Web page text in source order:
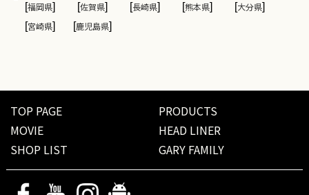
[福岡県] [佐賀県] [長崎県] [熊本県] [大分県]
[宮崎県] [鹿児島県]
TOP PAGE
PRODUCTS
MOVIE
HEAD LINER
SHOP LIST
GARY FAMILY